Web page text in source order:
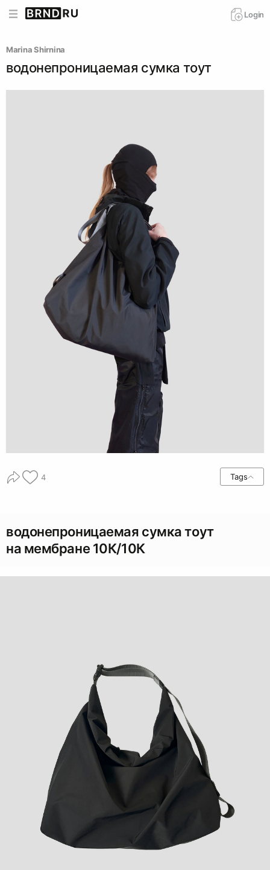
Login
Marina Shirnina
водонепроницаемая сумка тоут
4 Tags
водонепроницаемая сумка тоут
на мембране 10К/10К